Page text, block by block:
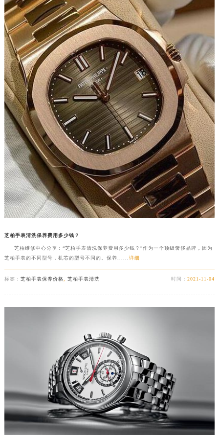
芝柏手表清洗保养费用多少钱？
芝柏维修中心分享：“芝柏手表清洗保养费用多少钱？”作为一个顶级奢侈品牌，因为
芝柏手表的不同型号，机芯的型号不同的。保养...... 详细
标签： 芝柏手表保养价格 芝柏手表清洗 时间：2021-11-04